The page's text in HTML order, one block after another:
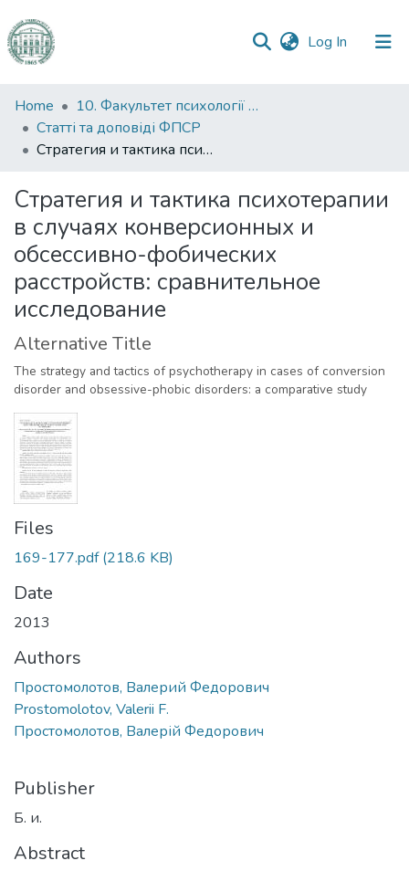
Log In (current)
Communities
&
Collections
Statistics
Home
10. Факультет психології та соціальної роботи
Статті та доповіді ФПСР
Стратегия и тактика психотерапии в случаях конверсионных и обсессивно-фобических расстройств: сравнительное исследование
Стратегия и тактика психотерапии
в случаях конверсионных и
обсессивно-фобических
расстройств: сравнительное
исследование
Alternative Title
The strategy and tactics of psychotherapy in cases of conversion
disorder and obsessive-phobic disorders: a comparative study
Files
169-177.pdf(218.6 KB)
Date
2013
Authors
Простомолотов, Валерий Федорович
Prostomolotov, Valerii F.
Простомолотов, Валерій Федорович
Publisher
Б. и.
Abstract